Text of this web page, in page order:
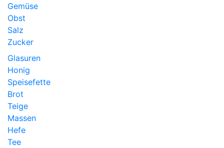
Gemüse
Obst
Salz
Zucker
Glasuren
Honig
Speisefette
Brot
Teige
Massen
Hefe
Tee